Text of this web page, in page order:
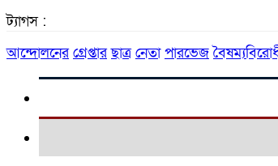
ট্যাগস :
আন্দোলনের গ্রেপ্তার ছাত্র নেতা পারভেজ